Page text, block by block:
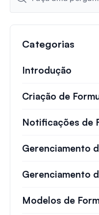
Categorias
Introdução
Criação de
Notificações de
Gerenciamento
Gerenciamento
Modelos de